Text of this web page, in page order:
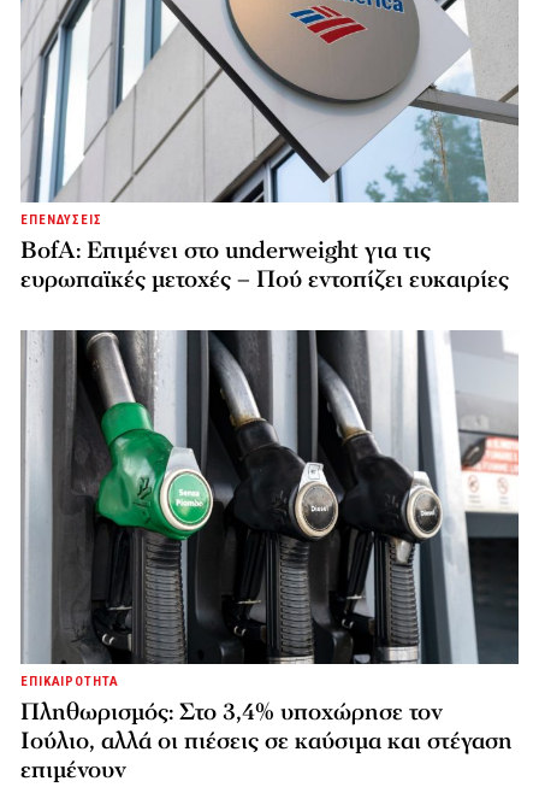
ΕΠΕΝΔΥΣΕΙΣ
BofA: Επιμένει στο underweight για τις
ευρωπαϊκές μετοχές – Πού εντοπίζει ευκαιρίες
ΕΠΙΚΑΙΡΟΤΗΤΑ
Πληθωρισμός: Στο 3,4% υποχώρησε τον
Ιούλιο, αλλά οι πιέσεις σε καύσιμα και στέγαση
επιμένουν